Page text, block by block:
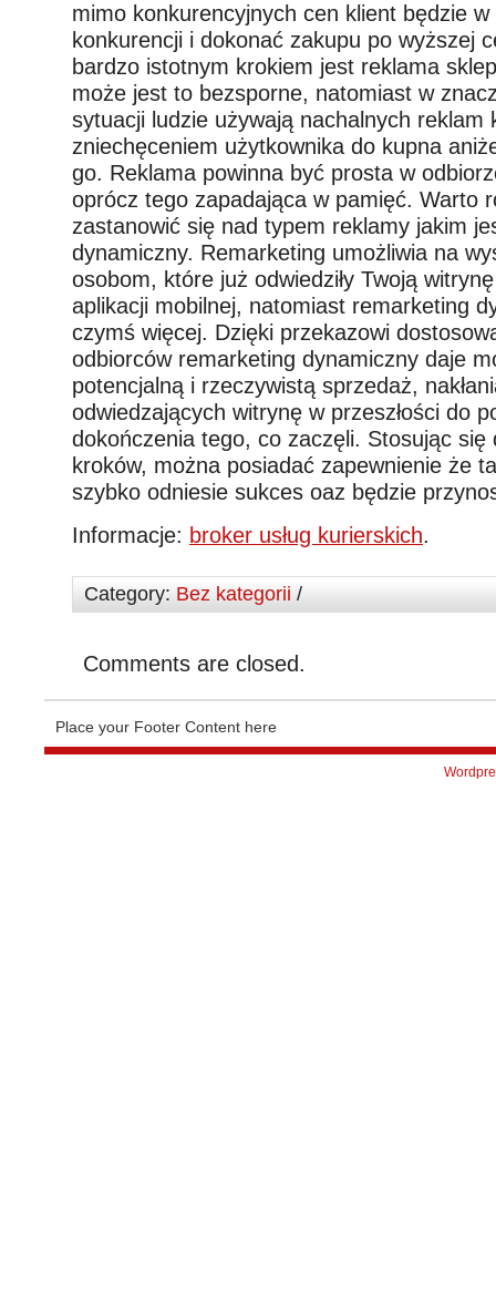
mimo konkurencyjnych cen klient będzie
konkurencji i dokonać zakupu po wyższej
bardzo istotnym krokiem jest reklama
może jest to bezsporne, natomiast w
sytuacji ludzie używają nachalnych reklam
zniechęceniem użytkownika do kupna
go. Reklama powinna być prosta w
oprócz tego zapadająca w pamięć. Warto
zastanowić się nad typem reklamy jakim
dynamiczny. Remarketing umożliwia na
osobom, które już odwiedziły Twoją
aplikacji mobilnej, natomiast remarketing
czymś więcej. Dzięki przekazowi
odbiorców remarketing dynamiczny daje
potencjalną i rzeczywistą sprzedaż,
odwiedzających witrynę w przeszłości do
dokończenia tego, co zaczęli. Stosując się
kroków, można posiadać zapewnienie że
szybko odniesie sukces oaz będzie
Informacje: broker usług kurierskich.
Category: Bez kategorii /
Comments are closed.
Place your Footer Content here